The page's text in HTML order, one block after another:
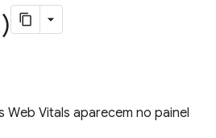
Web Vitals aparecem no painel